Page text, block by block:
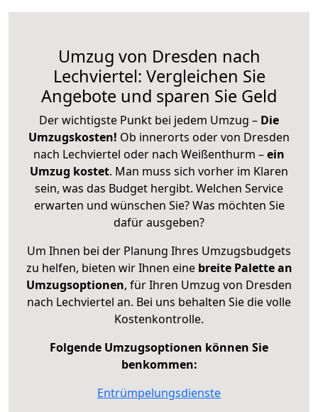
Umzug von Dresden nach
Lechviertel: Vergleichen Sie
Angebote und sparen Sie Geld
Der wichtigste Punkt bei jedem Umzug – Die
Umzugskosten! Ob innerorts oder von Dresden
nach Lechviertel oder nach Weißenthurm –ein
Umzug kostet. Man muss sich vorher im Klaren
sein, was das Budget hergibt. Welchen Service
erwarten und wünschen Sie? Was möchten Sie
dafür ausgeben?
Um Ihnen bei der Planung Ihres Umzugsbudgets
zu helfen, bieten wir Ihnen eine breite Palette an
Umzugsoptionen, für Ihren Umzug von Dresden
nach Lechviertel an. Bei uns behalten Sie die volle
Kostenkontrolle.
Folgende Umzugsoptionen können Sie
benkommen:
Entrümpelungsdienste